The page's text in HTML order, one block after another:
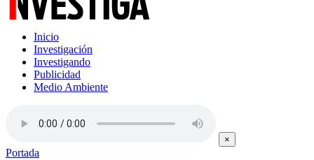
Inicio
Investigación
Investigando
Publicidad
Medio Ambiente
×
Portada